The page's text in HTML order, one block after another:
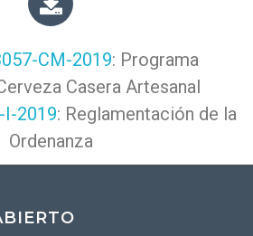
CM-2019: Programa
Casera Artesanal
I-2019: Reglamentación de la
Ordenanza